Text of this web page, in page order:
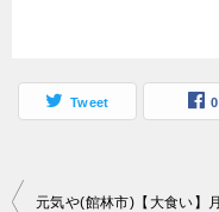
Tweet 0
投